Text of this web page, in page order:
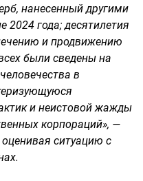
нанесенный другими
года; десятилетия
и продвижению
были сведены на
в
и неистовой жажды
корпораций», —
ситуацию с